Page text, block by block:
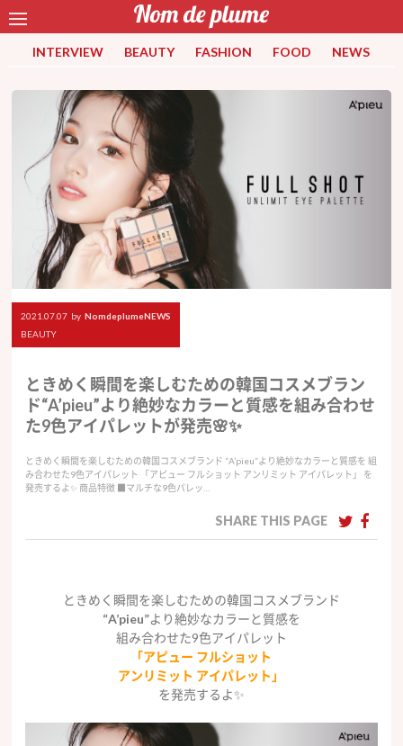
INTERVIEW BEAUTY FASHION FOOD NEWS
2021.07.07 by NomdeplumeNEWS
BEAUTY
ときめく瞬間を楽しむための韓国コスメブラン
ド“A’pieu”より絶妙なカラーと質感を組み合わせ
た9色アイパレットが発売🌸✨
ときめく瞬間を楽しむための韓国コスメブランド “A’pieu”より絶妙なカラーと質感を 組
み合わせた9色アイパレット 「アピュー フルショット アンリミット アイパレット」 を
発売するよ✨ 商品特徴 ■マルチな9色パレッ…
SHARE THIS PAGE
ときめく瞬間を楽しむための韓国コスメブランド
“A’pieu”より絶妙なカラーと質感を
組み合わせた9色アイパレット
「アピュー フルショット
アンリミット アイパレット」
を発売するよ✨